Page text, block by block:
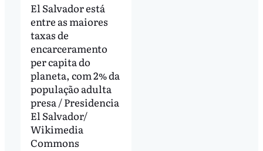
El Salvador está
entre as maiores
taxas de
encarceramento
per capita do
planeta, com 2% da
população adulta
presa / Presidencia
El Salvador/
Wikimedia
Commons